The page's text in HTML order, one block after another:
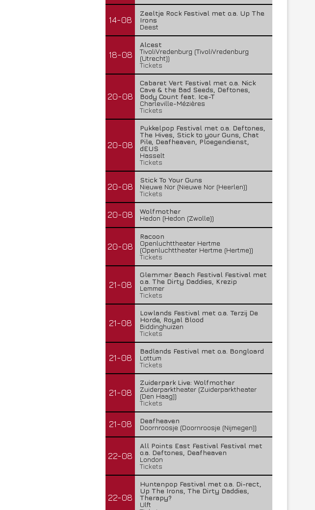
14-08
Zeeltje Rock Festival met o.a. Up The
Irons
Deest
18-08
Alcest
TivoliVredenburg (TivoliVredenburg
(Utrecht))
Tickets
20-08
Cabaret Vert Festival met o.a. Nick
Cave & the Bad Seeds, Deftones,
Body Count feat. Ice-T
Charleville-Mézières
Tickets
20-08
Pukkelpop Festival met o.a. Deftones,
The Hives, Stick to your Guns, Chat
Pile, Deafheaven, Ploegendienst,
dEUS
Hasselt
Tickets
20-08
Stick To Your Guns
Nieuwe Nor (Nieuwe Nor (Heerlen))
Tickets
20-08
Wolfmother
Hedon (Hedon (Zwolle))
20-08
Racoon
Openluchttheater Hertme
(Openluchttheater Hertme (Hertme))
Tickets
21-08
Glemmer Beach Festival Festival met
o.a. The Dirty Daddies, Krezip
Lemmer
Tickets
21-08
Lowlands Festival met o.a. Terzij De
Horde, Royal Blood
Biddinghuizen
Tickets
21-08
Badlands Festival met o.a. Bongloard
Lottum
Tickets
21-08
Zuiderpark Live: Wolfmother
Zuiderparktheater (Zuiderparktheater
(Den Haag))
Tickets
21-08
Deafheaven
Doornroosje (Doornroosje (Nijmegen))
22-08
All Points East Festival Festival met
o.a. Deftones, Deafheaven
London
Tickets
22-08
Huntenpop Festival met o.a. Di-rect,
Up The Irons, The Dirty Daddies,
Therapy?
Ulft